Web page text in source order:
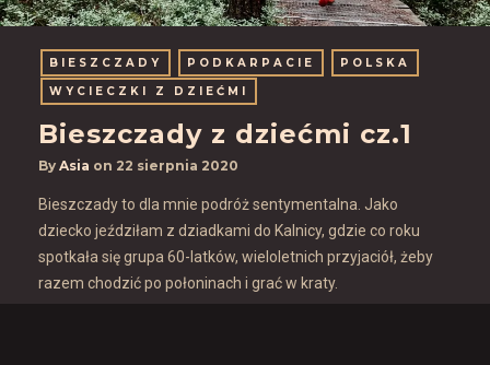
BIESZCZADY PODKARPACIE
POLSKA
WYCIECZKI Z DZIEĆMI
Bieszczady z dziećmi cz.1
By Asia on 22 sierpnia 2020
Bieszczady to dla mnie podróż sentymentalna. Jako
dziecko jeździłam z dziadkami do Kalnicy, gdzie co roku
spotkała się grupa 60-latków, wieloletnich przyjaciół, żeby
razem chodzić po połoninach i grać w kraty.